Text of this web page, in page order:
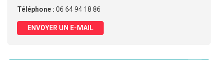
Téléphone : 06 64 94 18 86
ENVOYER UN E-MAIL